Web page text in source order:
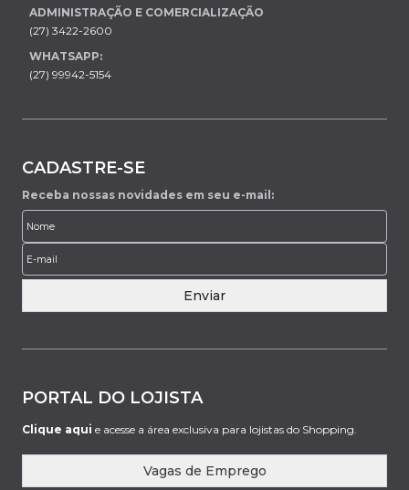
ADMINISTRAÇÃO E COMERCIALIZAÇÃO
(27) 3422-2600
WHATSAPP:
(27) 99942-5154
CADASTRE-SE
Receba nossas novidades em seu e-mail:
Enviar
PORTAL DO LOJISTA
Clique aqui e acesse a área exclusiva para lojistas do Shopping.
Vagas de Emprego